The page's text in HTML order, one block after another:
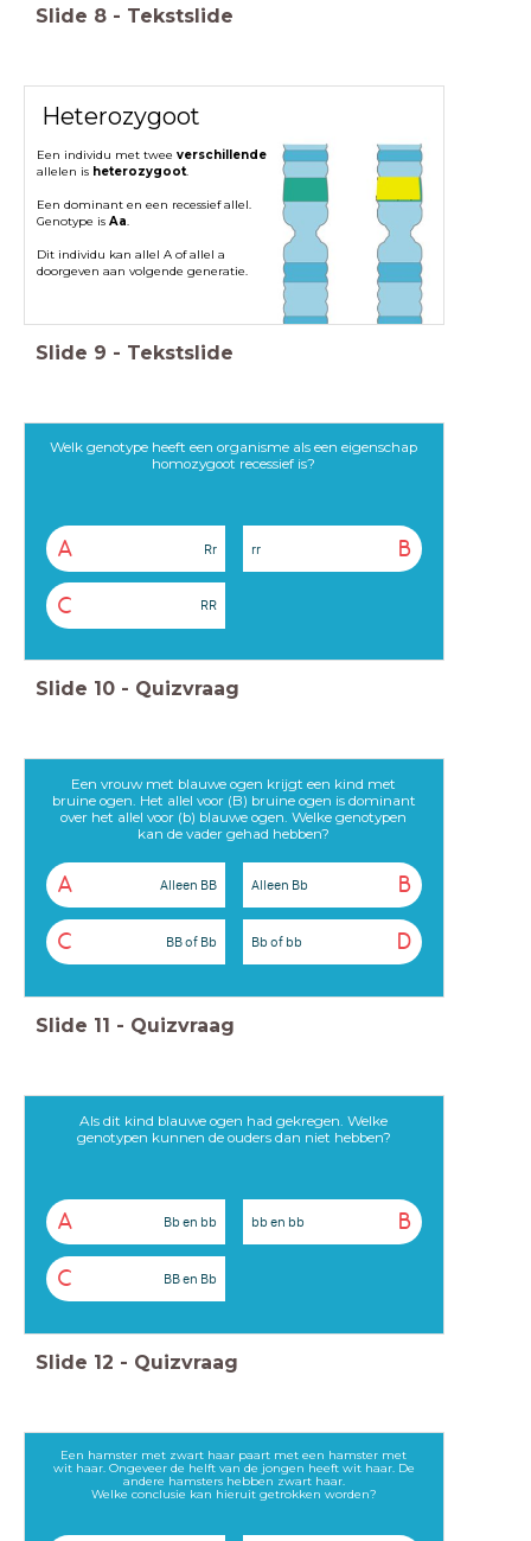
Slide 8 - Tekstslide
Heterozygoot
Een individu met twee verschillende
allelen is heterozygoot.
Een dominant en een recessief allel.
Genotype is Aa
Dit individu kan allel A of allel a
doorgeven aan volgende generatie.
Slide 9 - Tekstslide
Welk genotype heeft een organisme als een eigenschap
homozygoot recessief is?
A Rr B
rr
C RR
Slide 10 - Quizvraag
Een vrouw met blauwe ogen krijgt een kind met
bruine ogen. Het allel voor (B) bruine ogen is dominant
over het allel voor (b) blauwe ogen. Welke genotypen
kan de vader gehad hebben?
A Alleen BB B
Alleen Bb
C BB of Bb D
Bb of bb
Slide 11 - Quizvraag
Als dit kind blauwe ogen had gekregen. Welke
genotypen kunnen de ouders dan niet hebben?
A Bb en bb B
bb en bb
C BB en Bb
Slide 12 - Quizvraag
Een hamster met zwart haar paart met een hamster met
wit haar. Ongeveer de helft van de jongen heeft wit haar. De
andere hamsters hebben zwart haar.
Welke conclusie kan hieruit getrokken worden?